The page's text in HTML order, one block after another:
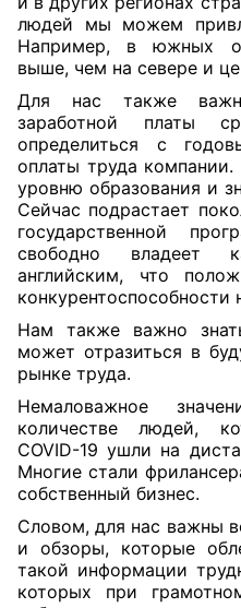
людей мы можем
Например, в южных
выше, чем на севере и
Для нас также
заработной платы
определиться с
оплаты труда
уровню образования и
Сейчас подрастает
государственной
свободно владеет
английским, что
Нам также важно
может отразиться в
рынке труда.
Немаловажное
количестве людей,
COVID-19 ушли на
Многие стали
собственный бизнес.
Словом, для нас важны
и обзоры, которые
такой информации
которых при